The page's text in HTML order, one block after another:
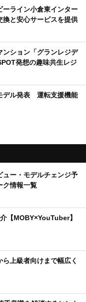
ライン小倉東インター
と安心サービスを提供
ション「グランレジデ
発想の趣味共生レジ
デル発表 運転支援機能
ュー・モデルチェンジ予
ク情報一覧
【MOBY×YouTuber】
ら上級者向けまで幅広く